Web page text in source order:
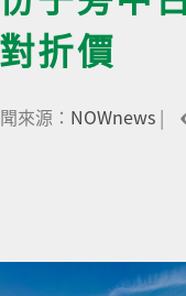
折價
來源： NOWnews |